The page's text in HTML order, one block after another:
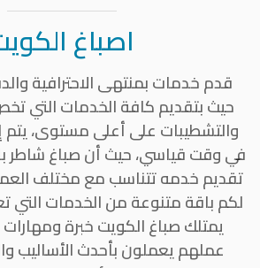
اصباغ
قدم خدمات بمنتهى الاحترافية
حيث بتقديم كافة الخدمات التي
والتشطيبات على أعلى مستوى، يتم
في وقت قياسي، حيث أن صباغ شاطر
تقديم خدمه تتناسب مع مختلف
لكم باقة متنوعة من الخدمات التي
يمتلك صباغ الكويت خبرة
عملهم يعملون بأحدث الأساليب